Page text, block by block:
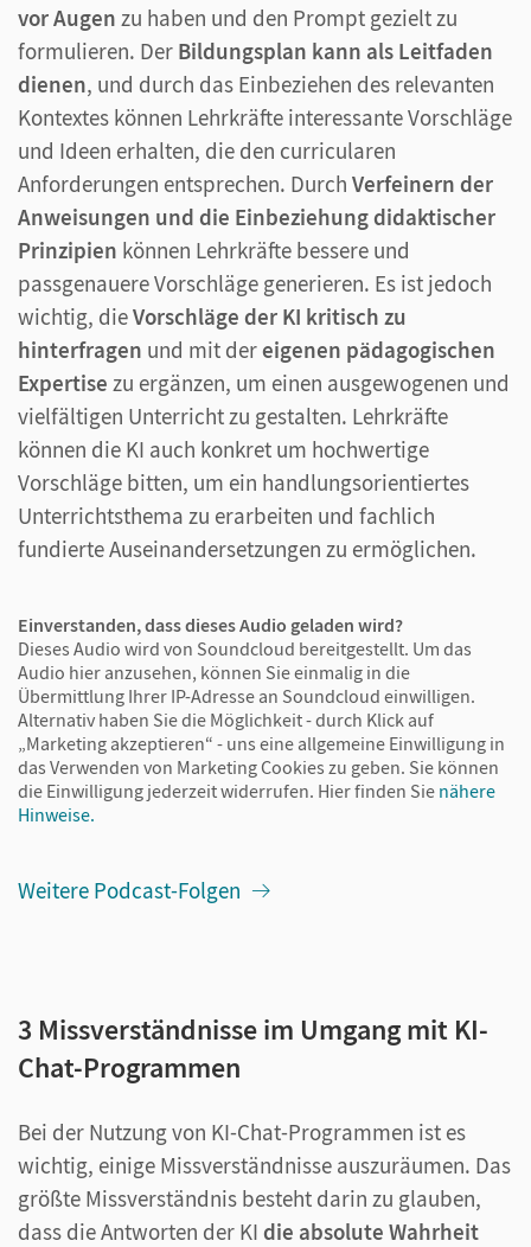
vor Augen zu haben und den Prompt gezielt zu
formulieren. Der Bildungsplan kann als Leitfaden
dienen, und durch das Einbeziehen des relevanten
Kontextes können Lehrkräfte interessante Vorschläge
und Ideen erhalten, die den curricularen
Anforderungen entsprechen. Durch Verfeinern der
Anweisungen und die Einbeziehung didaktischer
Prinzipien können Lehrkräfte bessere und
passgenauere Vorschläge generieren. Es ist jedoch
wichtig, dieVorschläge der KI kritisch zu
hinterfragen und mit dereigenen pädagogischen
Expertise zu ergänzen, um einen ausgewogenen und
vielfältigen Unterricht zu gestalten. Lehrkräfte
können die KI auch konkret um hochwertige
Vorschläge bitten, um ein handlungsorientiertes
Unterrichtsthema zu erarbeiten und fachlich
fundierte Auseinandersetzungen zu ermöglichen.
Einverstanden, dass dieses Audio geladen wird?
Dieses Audio wird von Soundcloud bereitgestellt. Um das
Audio hier anzusehen, können Sie einmalig in die
Übermittlung Ihrer IP-Adresse an Soundcloud einwilligen.
Alternativ haben Sie die Möglichkeit - durch Klick auf
„Marketing akzeptieren“ - uns eine allgemeine Einwilligung in
das Verwenden von Marketing Cookies zu geben. Sie können
die Einwilligung jederzeit widerrufen. Hier finden Sie nähere
Hinweise.
Weitere Podcast-Folgen
3 Missverständnisse im Umgang mit KI-
Chat-Programmen
Bei der Nutzung von KI-Chat-Programmen ist es
wichtig, einige Missverständnisse auszuräumen. Das
größte Missverständnis besteht darin zu glauben,
dass die Antworten der KI die absolute Wahrheit